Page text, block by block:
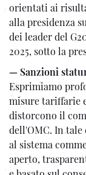
orientati ai
alla presidenza
dei leader del
2025, sotto la
— Sanzioni
Esprimiamo
misure tariffarie
distorcono il
dell'OMC. In
al sistema
aperto,